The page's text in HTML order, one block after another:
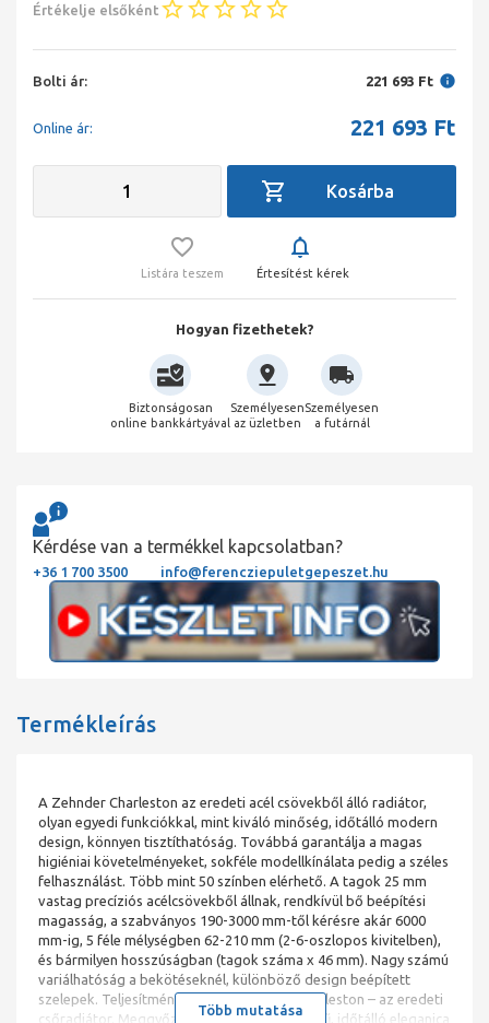
Értékelje elsőként
Bolti ár: 221 693 Ft
Online ár: 221 693 Ft
Listára teszem Értesítést kérek
Hogyan fizethetek?
Biztonságosan
online bankkártyával
Személyesen
az üzletben
Személyesen
a futárnál
Kérdése van a termékkel kapcsolatban?
+36 1 700 3500 info@ferencziepuletgepeszet.hu
Termékleírás
A Zehnder Charleston az eredeti acél csövekből álló radiátor,
olyan egyedi funkciókkal, mint kiváló minőség, időtálló modern
design, könnyen tisztíthatóság. Továbbá garantálja a magas
higiéniai követelményeket, sokféle modellkínálata pedig a széles
felhasználást. Több mint 50 színben elérhető. A tagok 25 mm
vastag precíziós acélcsövekből állnak, rendkívül bő beépítési
magasság, a szabványos 190-3000 mm-től kérésre akár 6000
mm-ig, 5 féle mélységben 62-210 mm (2-6-oszlopos kivitelben),
és bármilyen hosszúságban (tagok száma x 46 mm). Nagy számú
variálhatóság a bekötéseknél, különböző design beépített
szelepek. Teljesítmény: 1482 W Zehnder Charleston – az eredeti
csőradiátor. Meggyőző, áttetsző megjelenésű, időtálló eleganica
Több mutatása